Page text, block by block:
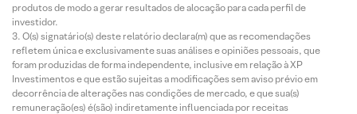
produtos de modo a gerar resultados de alocação para cada perfil de
investidor.
O(s) signatário(s) deste relatório declara(m) que as recomendações
refletem única e exclusivamente suas análises e opiniões pessoais, que
foram produzidas de forma independente, inclusive em relação à XP
Investimentos e que estão sujeitas a modificações sem aviso prévio em
decorrência de alterações nas condições de mercado, e que sua(s)
remuneração(es) é(são) indiretamente influenciada por receitas